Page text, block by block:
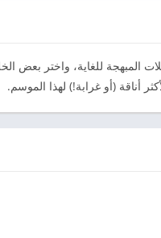
المبهجة للغاية، واختر بعض
أناقة (أو غرابة!) لهذا الموسم.